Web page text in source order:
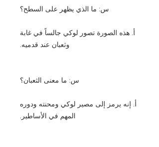
س: ما الذي يظهر على السطح؟
أ. هذه الصورة تصور لوكي جالساً في غابة
وثعبان عند قدميه.
س: ما معنى الثعبان؟
أ. إنه يرمز إلى مصير لوكي ومحنته ودوره
المهم في الأساطير.